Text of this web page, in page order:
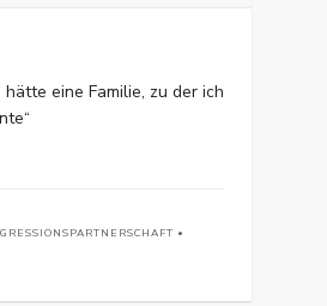
hätte eine Familie, zu der ich
•